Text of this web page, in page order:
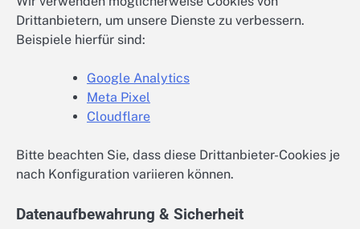
Drittanbietern, um unsere Dienste zu verbessern.
Beispiele hierfür sind:
Google Analytics
Meta Pixel
Cloudflare
Bitte beachten Sie, dass diese Drittanbieter-Cookies je
nach Konfiguration variieren können.
Datenaufbewahrung & Sicherheit